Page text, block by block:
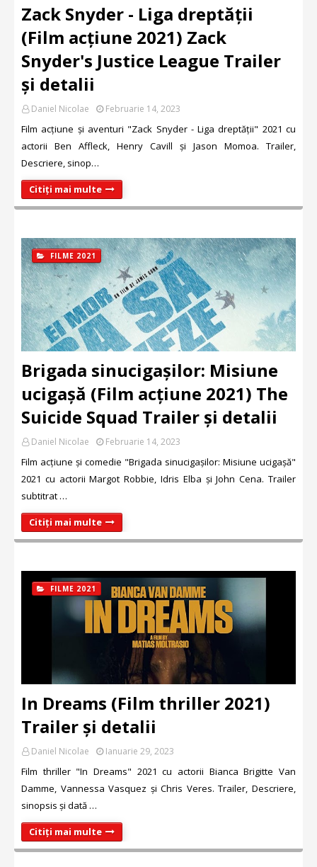
Zack Snyder - Liga dreptății
(Film acțiune 2021) Zack
Snyder's Justice League Trailer
și detalii
Daniel Nicolae Februarie 14, 2023
Film acțiune și aventuri "Zack Snyder - Liga dreptății" 2021 cu
actorii Ben Affleck, Henry Cavill și Jason Momoa. Trailer,
Descriere, sinop…
Citiți mai multe
FILME 2021
Brigada sinucigașilor: Misiune
ucigașă (Film acțiune 2021) The
Suicide Squad Trailer și detalii
Daniel Nicolae Februarie 14, 2023
Film acțiune și comedie "Brigada sinucigașilor: Misiune ucigașă"
2021 cu actorii Margot Robbie, Idris Elba și John Cena. Trailer
subtitrat …
Citiți mai multe
FILME 2021
In Dreams (Film thriller 2021)
Trailer și detalii
Daniel Nicolae Ianuarie 29, 2023
Film thriller "In Dreams" 2021 cu actorii Bianca Brigitte Van
Damme, Vannessa Vasquez și Chris Veres. Trailer, Descriere,
sinopsis și dată …
Citiți mai multe